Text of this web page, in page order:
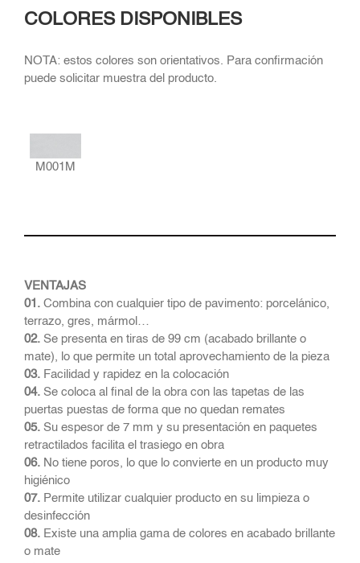
COLORES DISPONIBLES
NOTA: estos colores son orientativos. Para confirmación
puede solicitar muestra del producto.
M001M
VENTAJAS
01. Combina con cualquier tipo de pavimento: porcelánico,
terrazo, gres, mármol…
02. Se presenta en tiras de 99 cm (acabado brillante o
mate), lo que permite un total aprovechamiento de la pieza
03. Facilidad y rapidez en la colocación
04. Se coloca al final de la obra con las tapetas de las
puertas puestas de forma que no quedan remates
05. Su espesor de 7 mm y su presentación en paquetes
retractilados facilita el trasiego en obra
06. No tiene poros, lo que lo convierte en un producto muy
higiénico
07. Permite utilizar cualquier producto en su limpieza o
desinfección
08. Existe una amplia gama de colores en acabado brillante
o mate